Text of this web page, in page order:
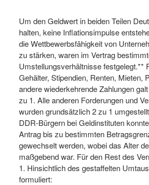
Um den Geldwert in beiden Teilen
halten, keine Inflationsimpulse
die Wettbewerbsfähigkeit von
zu stärken, waren im Vertrag
Umstellungsverhältnisse festgelegt.**
Gehälter, Stipendien, Renten, Mieten,
andere wiederkehrende Zahlungen
zu 1. Alle anderen Forderungen und
wurden grundsätzlich 2 zu 1
DDR-Bürgern bei Geldinstituten
Antrag bis zu bestimmten
gewechselt werden, wobei das Alter
maßgebend war. Für den Rest des
1. Hinsichtlich des gestaffelten
formuliert: